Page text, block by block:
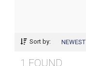
Sort by: NEWEST
1 FOUND